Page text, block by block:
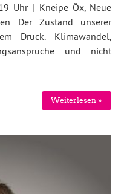
Uhr | Kneipe Öx, Neue
Der Zustand unserer
Druck. Klimawandel,
und nicht
Weiterlesen »